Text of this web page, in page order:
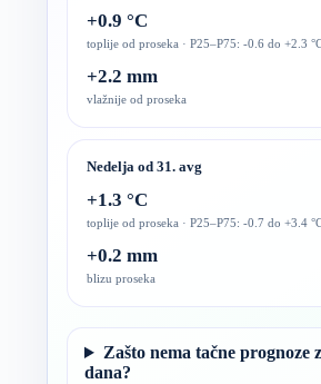
+0.9 °C
toplije od proseka · P25–P75: -0.6 do +2.3
+2.2 mm
vlažnije od proseka
Nedelja od 31. avg
+1.3 °C
toplije od proseka · P25–P75: -0.7 do +3.4
+0.2 mm
blizu proseka
Zašto nema tačne prognoze
dana?